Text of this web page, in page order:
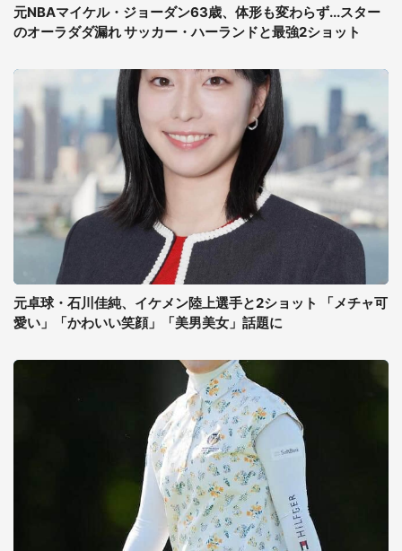
元NBAマイケル・ジョーダン63歳、体形も変わらず...スター
のオーラダダ漏れ サッカー・ハーランドと最強2ショット
元卓球・石川佳純、イケメン陸上選手と2ショット 「メチャ可
愛い」「かわいい笑顔」「美男美女」話題に